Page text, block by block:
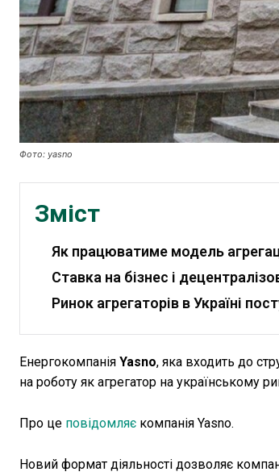
Фото: yasno
Зміст
Як працюватиме модель
Ставка на бізнес і
Ринок агрегаторів в Україні
Енергокомпанія Yasno, яка входить до
на роботу як агрегатор на українському
Про це повідомляє компанія Yasno.
Новий формат діяльності дозволяє